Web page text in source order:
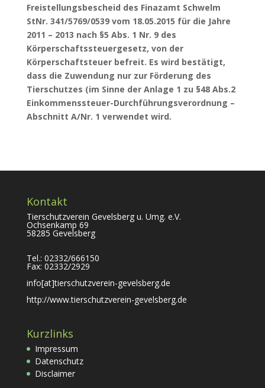
Freistellungsbescheid des Finazamt Schwelm
StNr. 341/5769/0539 vom 18.05.2015 für die Jahre
2011 – 2013 nach §5 Abs. 1 Nr. 9 des
Körperschaftssteuergesetz, von der
Körperschaftsteuer befreit. Es wird bestätigt,
dass die Zuwendung nur zur Förderung des
Tierschutzes (im Sinne der Anlage 1 zu §48 Abs.2
Einkommenssteuer-Durchführungsverordnung –
Abschnitt A/Nr. 1 verwendet wird.
Kontakt
Tierschutzverein Gevelsberg u. Umg. e.V.
Ochsenkamp 69
58285 Gevelsberg
Tel.: 02332/666150
Fax: 02332/2929
info[at]tierschutzverein-gevelsberg.de
http://www.tierschutzverein-gevelsberg.de
Kurzlinks
Impressum
Datenschutz
Disclaimer